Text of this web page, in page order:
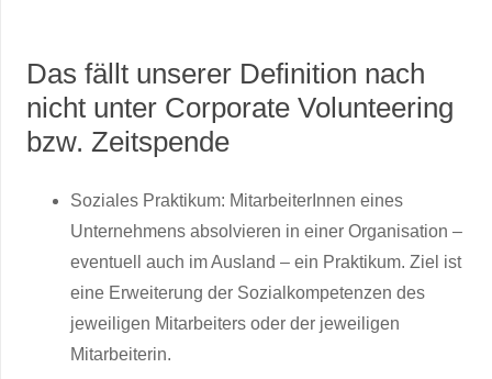
Das fällt unserer Definition nach
nicht unter Corporate Volunteering
bzw. Zeitspende
Soziales Praktikum: MitarbeiterInnen eines
Unternehmens absolvieren in einer Organisation –
eventuell auch im Ausland – ein Praktikum. Ziel ist
eine Erweiterung der Sozialkompetenzen des
jeweiligen Mitarbeiters oder der jeweiligen
Mitarbeiterin.